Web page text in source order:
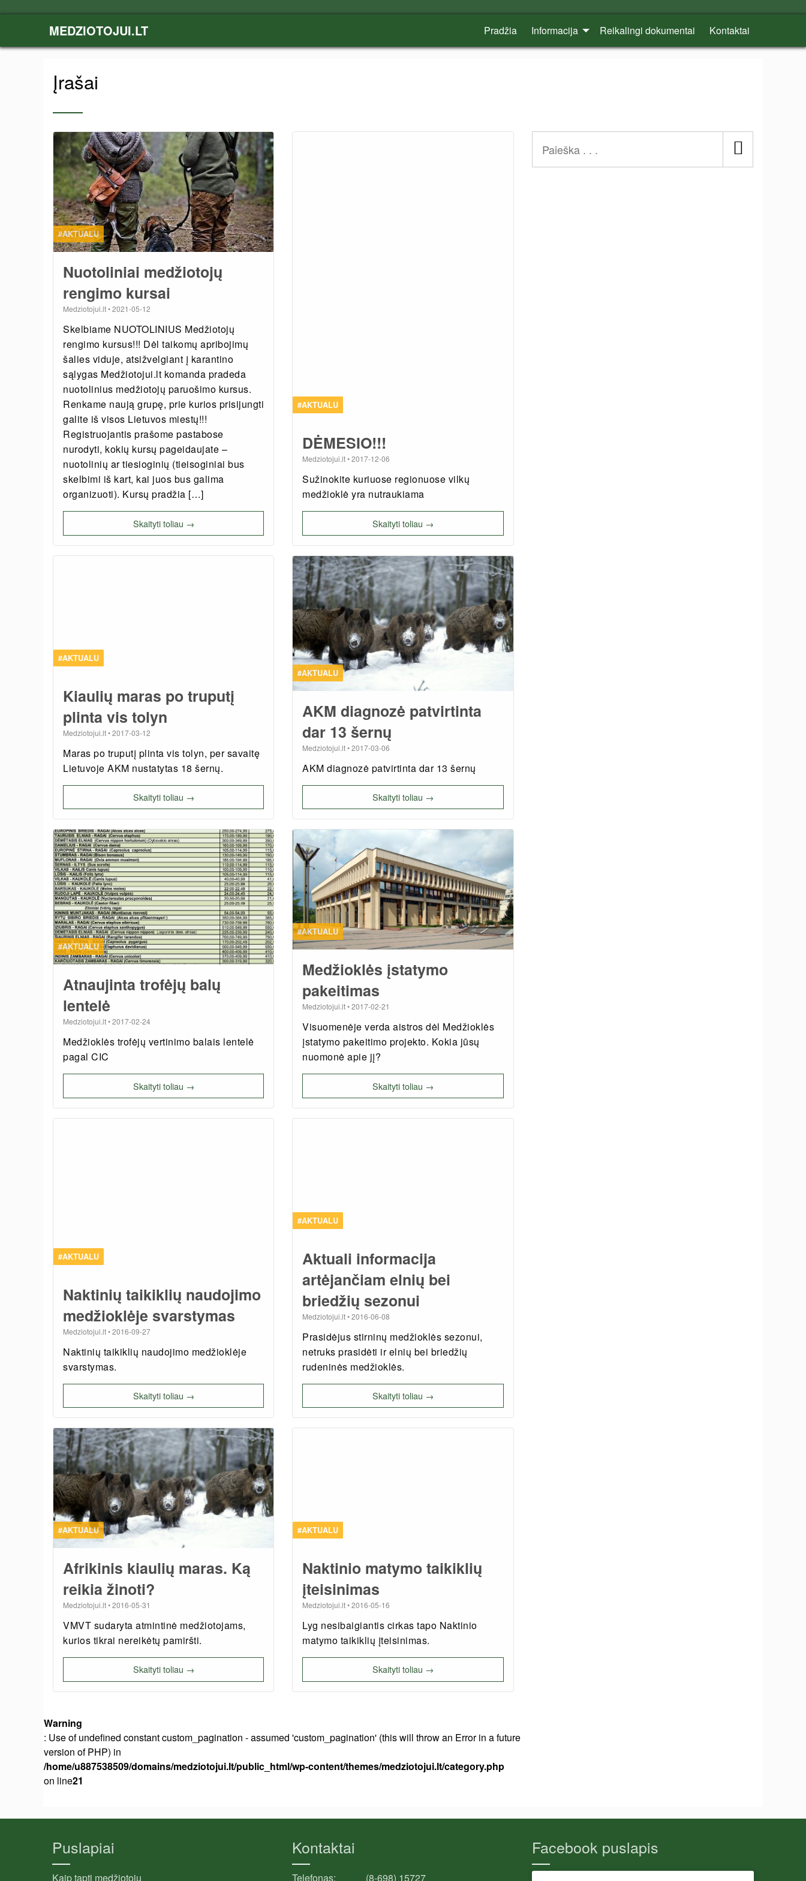
MEDZIOTOJUI.LT Pradžia Informacija Reikalingi dokumentai Kontaktai
Įrašai
#AKTUALU
Nuotoliniai medžiotojų
rengimo kursai
Medziotojui.lt•2021-05-12
Skelbiame NUOTOLINIUS Medžiotojų
rengimo kursus!!! Dėl taikomų apribojimų
šalies viduje, atsižvelgiant į karantino
sąlygas Medžiotojui.lt komanda pradeda
nuotolinius medžiotojų paruošimo kursus.
Renkame naują grupę, prie kurios prisijungti
galite iš visos Lietuvos miestų!!!
Registruojantis prašome pastabose
nurodyti, kokių kursų pageidaujate –
nuotolinių ar tiesioginių (tieisoginiai bus
skelbimi iš kart, kai juos bus galima
organizuoti). Kursų pradžia […]
Skaityti toliau →
#AKTUALU
DĖMESIO!!!
Medziotojui.lt•2017-12-06
Sužinokite kuriuose regionuose vilkų
medžioklė yra nutraukiama
Skaityti toliau →
#AKTUALU
Kiaulių maras po truputį
plinta vis tolyn
Medziotojui.lt•2017-03-12
Maras po truputį plinta vis tolyn, per savaitę
Lietuvoje AKM nustatytas 18 šernų.
Skaityti toliau →
#AKTUALU
AKM diagnozė patvirtinta
dar 13 šernų
Medziotojui.lt•2017-03-06
AKM diagnozė patvirtinta dar 13 šernų
Skaityti toliau →
#AKTUALU
Atnaujinta trofėjų balų
lentelė
Medziotojui.lt•2017-02-24
Medžioklės trofėjų vertinimo balais lentelė
pagal CIC
Skaityti toliau →
#AKTUALU
Medžioklės įstatymo
pakeitimas
Medziotojui.lt•2017-02-21
Visuomenėje verda aistros dėl Medžioklės
įstatymo pakeitimo projekto. Kokia jūsų
nuomonė apie jį?
Skaityti toliau →
#AKTUALU
Naktinių taikiklių naudojimo
medžioklėje svarstymas
Medziotojui.lt•2016-09-27
Naktinių taikiklių naudojimo medžioklėje
svarstymas.
Skaityti toliau →
#AKTUALU
Aktuali informacija
artėjančiam elnių bei
briedžių sezonui
Medziotojui.lt•2016-06-08
Prasidėjus stirninų medžioklės sezonui,
netruks prasidėti ir elnių bei briedžių
rudeninės medžioklės.
Skaityti toliau →
#AKTUALU
Afrikinis kiaulių maras. Ką
reikia žinoti?
Medziotojui.lt•2016-05-31
VMVT sudaryta atmintinė medžiotojams,
kurios tikrai nereikėtų pamiršti.
Skaityti toliau →
#AKTUALU
Naktinio matymo taikiklių
įteisinimas
Medziotojui.lt•2016-05-16
Lyg nesibaigiantis cirkas tapo Naktinio
matymo taikiklių įteisinimas.
Skaityti toliau →
Warning
: Use of undefined constant custom_pagination - assumed 'custom_pagination' (this will throw an Error in a future
version of PHP) in
/home/u887538509/domains/medziotojui.lt/public_html/wp-content/themes/medziotojui.lt/category.php
on line21
Puslapiai
Kaip tapti medžiotoju
Kontaktai
Telefonas: (8-698) 15727
Facebook puslapis